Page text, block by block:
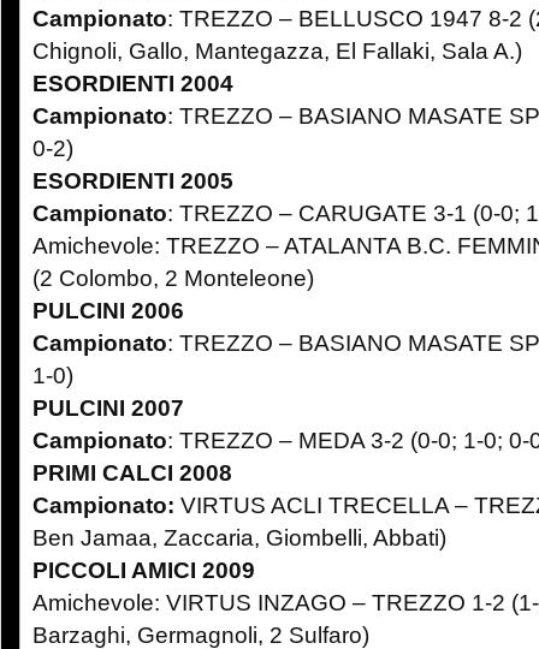
Campionato: TREZZO – BELLUSCO 1947 8-2
Chignoli, Gallo, Mantegazza, El Fallaki, Sala A.)
ESORDIENTI 2004
Campionato: TREZZO – BASIANO MASATE
0-2)
ESORDIENTI 2005
Campionato: TREZZO – CARUGATE 3-1 (0-0;
Amichevole: TREZZO – ATALANTA B.C.
(2 Colombo, 2 Monteleone)
PULCINI 2006
Campionato: TREZZO – BASIANO MASATE
1-0)
PULCINI 2007
Campionato: TREZZO – MEDA 3-2 (0-0; 1-0; 0-
PRIMI CALCI 2008
Campionato: VIRTUS ACLI TRECELLA –
Ben Jamaa, Zaccaria, Giombelli, Abbati)
PICCOLI AMICI 2009
Amichevole: VIRTUS INZAGO – TREZZO 1-2
Barzaghi, Germagnoli, 2 Sulfaro)